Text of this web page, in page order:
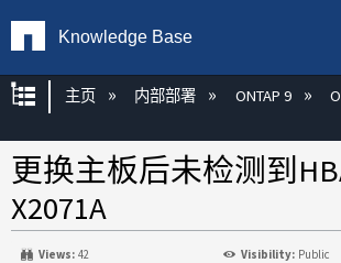
Knowledge Base
扩展/隐缩全局层次
主页 内部部署 ONTAP 9
更换主板后未检测到
X2071A
Views: 42 Visibility: Public